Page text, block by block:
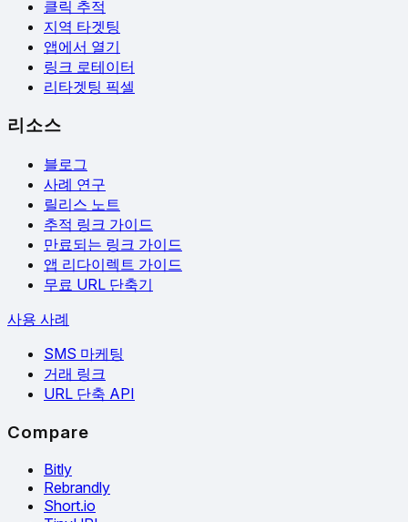
클릭 추적
지역 타겟팅
앱에서 열기
링크 로테이터
리타겟팅 픽셀
리소스
블로그
사례 연구
릴리스 노트
추적 링크 가이드
만료되는 링크 가이드
앱 리다이렉트 가이드
무료 URL 단축기
사용 사례
SMS 마케팅
거래 링크
URL 단축 API
Compare
Bitly
Rebrandly
Short.io